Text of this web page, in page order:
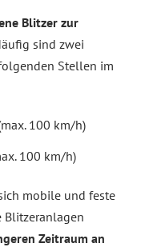
Blitzer zur
sind zwei
Stellen im
100 km/h)
100 km/h)
mobile und feste
Blitzeranlagen
Zeitraum an